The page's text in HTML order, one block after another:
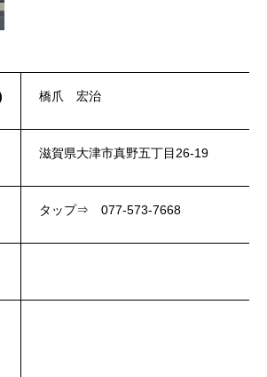
橋爪 宏治
滋賀県大津市真野五丁目26-19
タップ⇒ 077-573-7668